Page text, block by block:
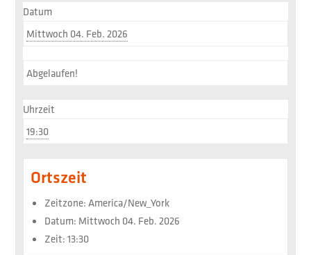
Datum
Mittwoch 04. Feb. 2026
Abgelaufen!
Uhrzeit
19:30
Ortszeit
Zeitzone:America/New_York
Datum: Mittwoch 04. Feb. 2026
Zeit:13:30